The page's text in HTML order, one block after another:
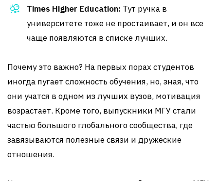
Times Higher Education: Тут ручка в
университете тоже не простаивает, и он все
чаще появляются в списке лучших.
Почему это важно? На первых порах студентов
иногда пугает сложность обучения, но, зная, что
они учатся в одном из лучших вузов, мотивация
возрастает. Кроме того, выпускники МГУ стали
частью большого глобального сообщества, где
завязываются полезные связи и дружеские
отношения.